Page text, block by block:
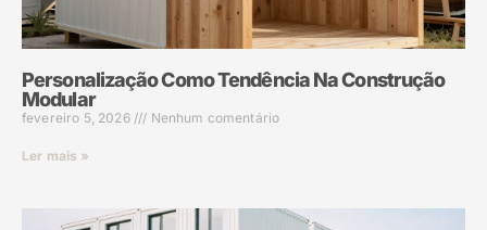
Personalização Como Tendência Na Construção
Modular
fevereiro 5, 2026 Nenhum comentário
Ler mais »